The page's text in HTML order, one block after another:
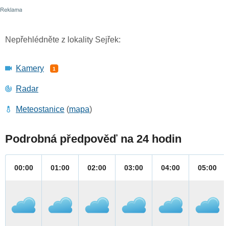
Nepřehlédněte z lokality Sejřek:
Kamery 1
Radar
Meteostanice (mapa)
Podrobná předpověď na 24 hodin
00:00 01:00 02:00 03:00 04:00 05:00